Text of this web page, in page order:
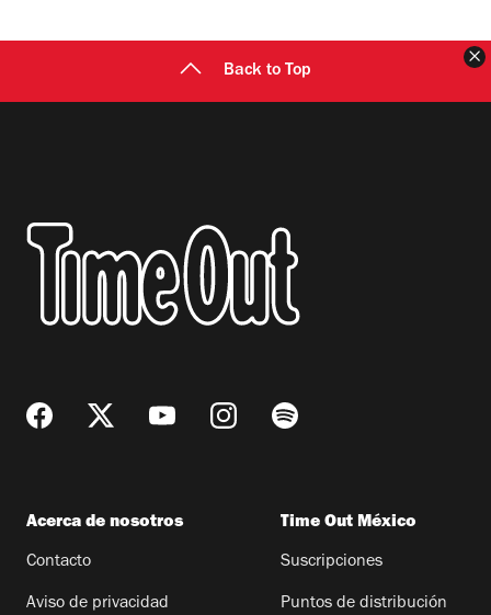
Back to Top
Acerca de nosotros
Contacto
Aviso de privacidad
Time Out México
Suscripciones
Puntos de distribución